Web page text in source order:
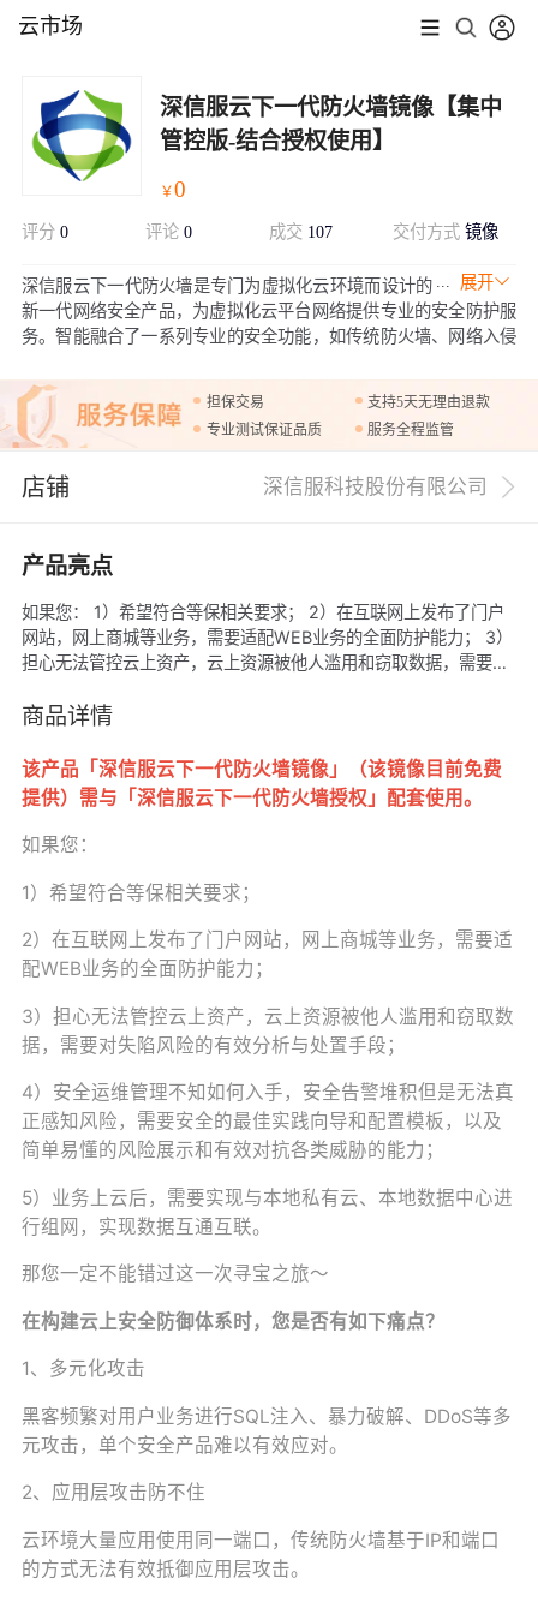
云市场
深信服云下一代防火墙镜像【集中
管控版-结合授权使用】
￥0
评分 0 评论 0 成交 107 交付方式镜像
展开
深信服云下一代防火墙是专门为虚拟化云环境而设计的
新一代网络安全产品，为虚拟化云平台网络提供专业的安全防护服
务。智能融合了一系列专业的安全功能，如传统防火墙、网络入侵
担保交易
支持5天无理由退款
专业测试保证品质
服务全程监管
店铺 深信服科技股份有限公司
产品亮点
如果您： 1）希望符合等保相关要求； 2）在互联网上发布了门户
网站，网上商城等业务，需要适配WEB业务的全面防护能力； 3）
担心无法管控云上资产，云上资源被他人滥用和窃取数据，需要对
手，安全告警堆积但是无法真正感知风险，需要安全的最佳实践向
力； 5）业务上云后，需要实现与本地私有云、本地数据中心进行
组网，实现数据互通互联。 那您一定不能错过这一次寻宝之旅～
商品详情
该产品「深信服云下一代防火墙镜像」（该镜像目前免费
提供）需与 「深信服云下一代防火墙授权」 配套使用。
如果您：
1）希望符合等保相关要求；
2）在互联网上发布了门户网站，网上商城等业务，需要适
配WEB业务的全面防护能力；
3）担心无法管控云上资产，云上资源被他人滥用和窃取数
据，需要对失陷风险的有效分析与处置手段；
4）安全运维管理不知如何入手，安全告警堆积但是无法真
正感知风险，需要安全的最佳实践向导和配置模板，以及
简单易懂的风险展示和有效对抗各类威胁的能力；
5）业务上云后，需要实现与本地私有云、本地数据中心进
行组网，实现数据互通互联。
那您一定不能错过这一次寻宝之旅～
在构建云上安全防御体系时，您是否有如下痛点？
1、多元化攻击
黑客频繁对用户业务进行SQL注入、暴力破解、DDoS等多
元攻击，单个安全产品难以有效应对。
2、应用层攻击防不住
云环境大量应用使用同一端口，传统防火墙基于IP和端口
的方式无法有效抵御应用层攻击。